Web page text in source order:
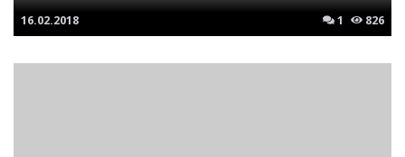
16.02.2018 1 826